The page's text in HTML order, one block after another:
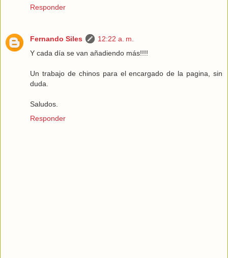
Responder
Fernando Siles
12:22 a. m.
Y cada día se van añadiendo más!!!!
Un trabajo de chinos para el encargado de la pagina, sin
duda.
Saludos.
Responder